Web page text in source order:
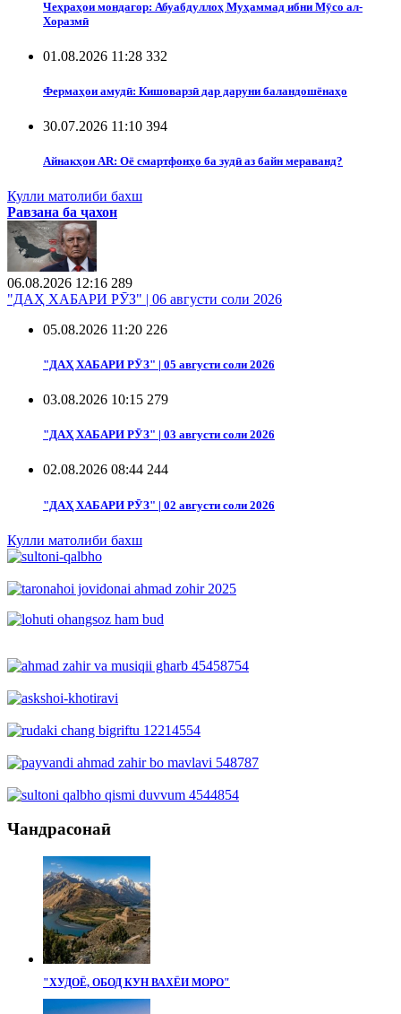
Чеҳраҳои мондагор: Абуабдуллоҳ Муҳаммад ибни Мӯсо ал-
Хоразмӣ
01.08.2026 11:28 332
Фермаҳои амудӣ: Кишоварзӣ дар даруни баландошёнаҳо
30.07.2026 11:10 394
Айнакҳои AR: Оё смартфонҳо ба зудӣ аз байн мераванд?
Кулли матолиби бахш
Равзана ба ҷахон
06.08.2026 12:16 289
"ДАҲ ХАБАРИ РӮЗ" | 06 августи соли 2026
05.08.2026 11:20 226
"ДАҲ ХАБАРИ РӮЗ" | 05 августи соли 2026
03.08.2026 10:15 279
"ДАҲ ХАБАРИ РӮЗ" | 03 августи соли 2026
02.08.2026 08:44 244
"ДАҲ ХАБАРИ РӮЗ" | 02 августи соли 2026
Кулли матолиби бахш
Чандрасонаӣ
"ХУДОЁ, ОБОД КУН ВАХЁИ МОРО"